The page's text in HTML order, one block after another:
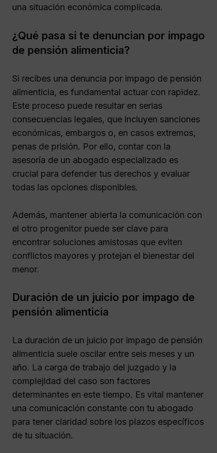
una situación económica complicada.
¿Qué pasa si te denuncian por impago
de pensión alimenticia?
Si recibes una denuncia por impago de pensión
alimenticia, es fundamental actuar con rapidez.
Este proceso puede resultar en serias
consecuencias legales, que incluyen sanciones
económicas, embargos o, en casos extremos,
penas de prisión. Por ello, contar con la
asesoría de un abogado especializado es
crucial para defender tus derechos y evaluar
todas las opciones disponibles.
Además, mantener abierta la comunicación con
el otro progenitor puede ser clave para
encontrar soluciones amistosas que eviten
conflictos mayores y protejan el bienestar del
menor.
Duración de un juicio por impago de
pensión alimenticia
La duración de un juicio por impago de pensión
alimenticia suele oscilar entre seis meses y un
año. La carga de trabajo del juzgado y la
complejidad del caso son factores
determinantes en este tiempo. Es vital mantener
una comunicación constante con tu abogado
para tener claridad sobre los plazos específicos
de tu situación.